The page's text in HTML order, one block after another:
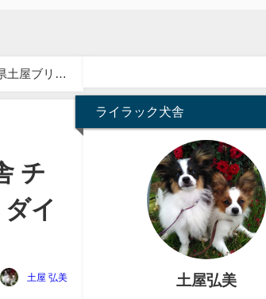
チ
イ
土屋 弘美
ライラック犬舎
土屋弘美